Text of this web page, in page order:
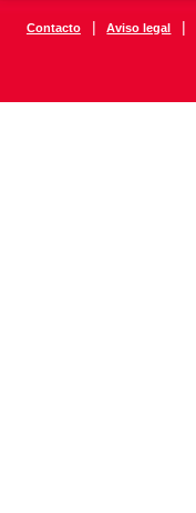
Contacto | Aviso legal |